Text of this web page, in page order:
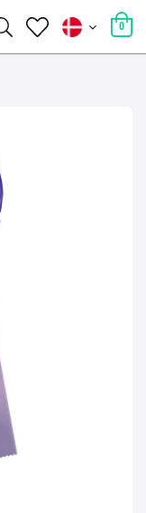
0